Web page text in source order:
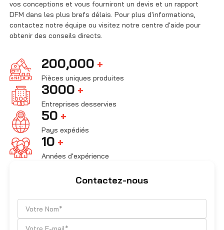
vos conceptions et vous fourniront un devis et un rapport
DFM dans les plus brefs délais. Pour plus d'informations,
contactez notre équipe ou visitez notre centre d'aide pour
obtenir des conseils directs.
200,000 +
Pièces uniques produites
3000 +
Entreprises desservies
50 +
Pays expédiés
10 +
Années d'expérience
Contactez-nous